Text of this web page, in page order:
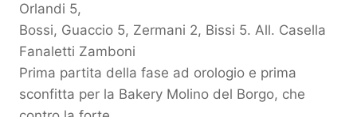
Orlandi 5,
Bossi, Guaccio 5, Zermani 2, Bissi 5. All. Casella
Fanaletti Zamboni
Prima partita della fase ad orologio e prima
sconfitta per la Bakery Molino del Borgo, che